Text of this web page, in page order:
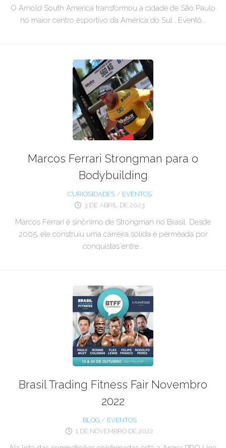
O Arnold South America transformou a cidade de São Paulo
no maior centro esportivo da América do Sul , Evento...
Marcos Ferrari Strongman para o
Bodybuilding
CURIOSIDADES/ EVENTOS
3 DE ABRIL DE 2023
Marcos Ferrari é sinônimo de Strongman no Brasil. Desde
2005, ele construiu uma carreira sólida e permeada por
conquistas entre...
Brasil Trading Fitness Fair Novembro
2022
BLOG / EVENTOS
1 DE NOVEMBRO DE 2022